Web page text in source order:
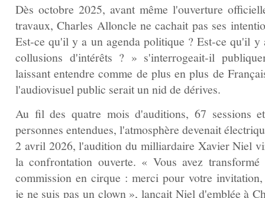
Dès octobre 2025, avant même l'ouverture
travaux, Charles Alloncle ne cachait pas ses
Est‑ce qu'il y a un agenda politique ? Est‑ce qu'il y
collusions d'intérêts ? » s'interrogeait‑il
laissant entendre comme de plus en plus de
l'audiovisuel public serait un nid de dérives.
Au fil des quatre mois d'auditions, 67 sessions
personnes entendues, l'atmosphère devenait
2 avril 2026, l'audition du milliardaire Xavier Niel
la confrontation ouverte. « Vous avez transformé
commission en cirque : merci pour votre
je ne suis pas un clown », lançait Niel d'emblée à